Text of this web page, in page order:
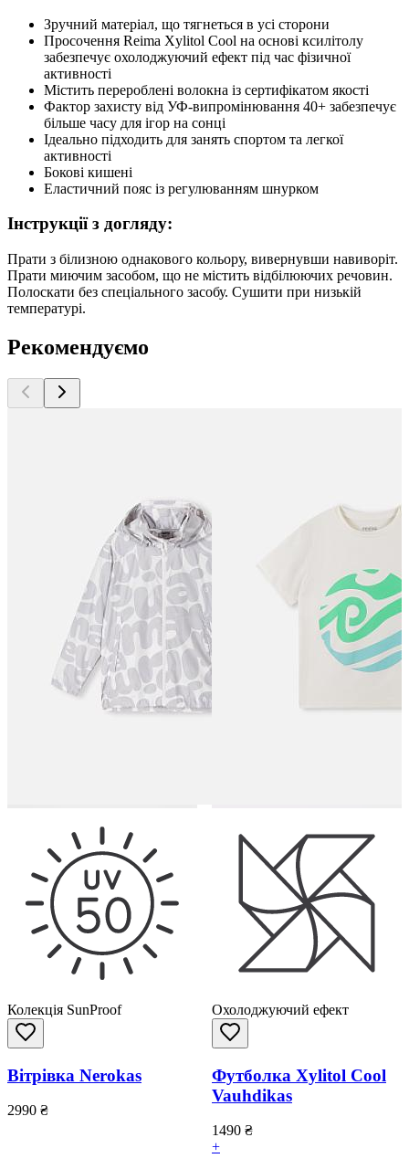
Зручний матеріал, що тягнеться в усі сторони
Просочення Reima Xylitol Cool на основі ксилітолу
забезпечує охолоджуючий ефект під час фізичної
активності
Містить перероблені волокна із сертифікатом якості
Фактор захисту від УФ-випромінювання 40+ забезпечує
більше часу для ігор на сонці
Ідеально підходить для занять спортом та легкої
активності
Бокові кишені
Еластичний пояс із регулюванням шнурком
Інструкції з догляду:
Прати з білизною однакового кольору, вивернувши навиворіт.
Прати миючим засобом, що не містить відбілюючих речовин.
Полоскати без спеціального засобу. Сушити при низькій
температурі.
Рекомендуємо
Колекція SunProof
Вітрівка Nerokas
2990 ₴
Охолоджуючий ефект
Футболка Xylitol Cool
Vauhdikas
1490 ₴
+